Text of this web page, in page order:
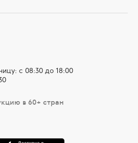
с 08:30 до 18:00
в 60+ стран